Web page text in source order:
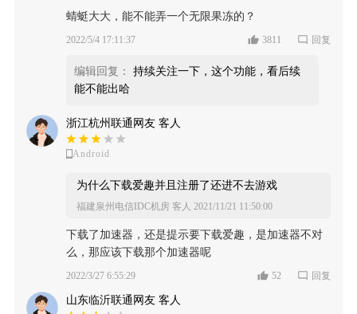
蜻蜓大大，能不能弄一个无限果冻的？
2022/5/4 17:11:37 3811 回复
编辑回复：
持续关注一下，这个功能，看后续
能不能出哈
浙江杭州联通网友 客人
Android
为什么下载爱趣并且注册了还进不去游戏
福建泉州电信IDC机房 客人 2021/11/21 11:50:00
下载了加速器，还是提示要下载爱趣，是加速器不对
么，那应该下载那个加速器呢
2022/3/27 6:55:29 52 回复
山东临沂联通网友 客人